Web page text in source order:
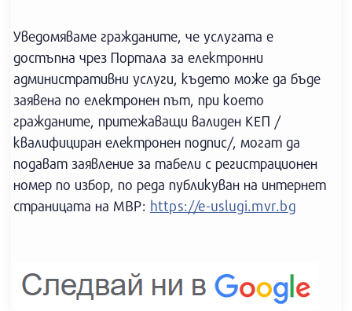
Уведомяваме гражданите, че услугата е
достъпна чрез Портала за електронни
административни услуги, където може да бъде
заявена по електронен път, при което
гражданите, притежаващи валиден КЕП /
квалифициран електронен подпис/, могат да
подават заявление за табели с регистрационен
номер по избор, по реда публикуван на интернет
страницата на МВР: https://e-uslugi.mvr.bg